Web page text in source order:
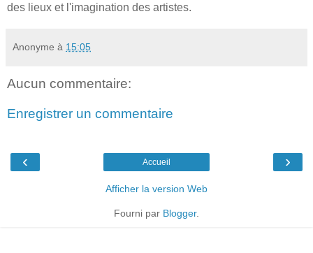
des lieux et l'imagination des artistes.
Anonyme à 15:05
Aucun commentaire:
Enregistrer un commentaire
‹ ›
Accueil
Afficher la version Web
Fourni par Blogger.